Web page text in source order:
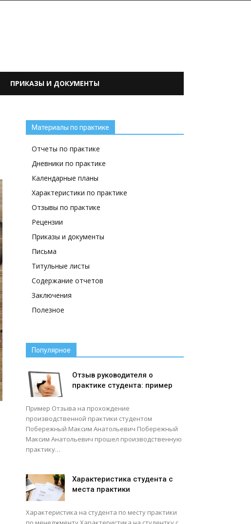
ПРИКАЗЫ И ДОКУМЕНТЫ
Материалы по практике
Отчеты по практике
Дневники по практике
Календарные планы
Характеристики по практике
Отзывы по практике
Рецензии
Приказы и документы
Письма
Титульные листы
Содержание отчетов
Заключения
Полезное
Популярное
Отзыв руководителя о
практике студента: пример
Пример Отзыва на прохождение
производственной практики студентом
Побережный Максим Анатольевич Побережный
Максим Анатольевич прошел производственную
практику…
Характеристика студента с
места практики
Характеристика на студента по месту практики